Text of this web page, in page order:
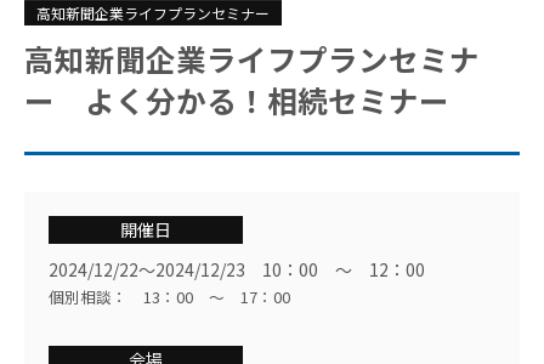
高知新聞企業ライフプランセミナー
高知新聞企業ライフプランセミナ
ー よく分かる！相続セミナー
開催日
2024/12/22〜2024/12/23 10：00 ～ 12：00
個別相談： 13：00 ～ 17：00
会場